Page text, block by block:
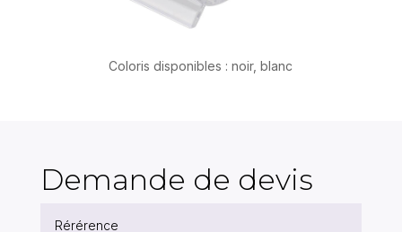
Coloris disponibles : noir, blanc
Demande de devis